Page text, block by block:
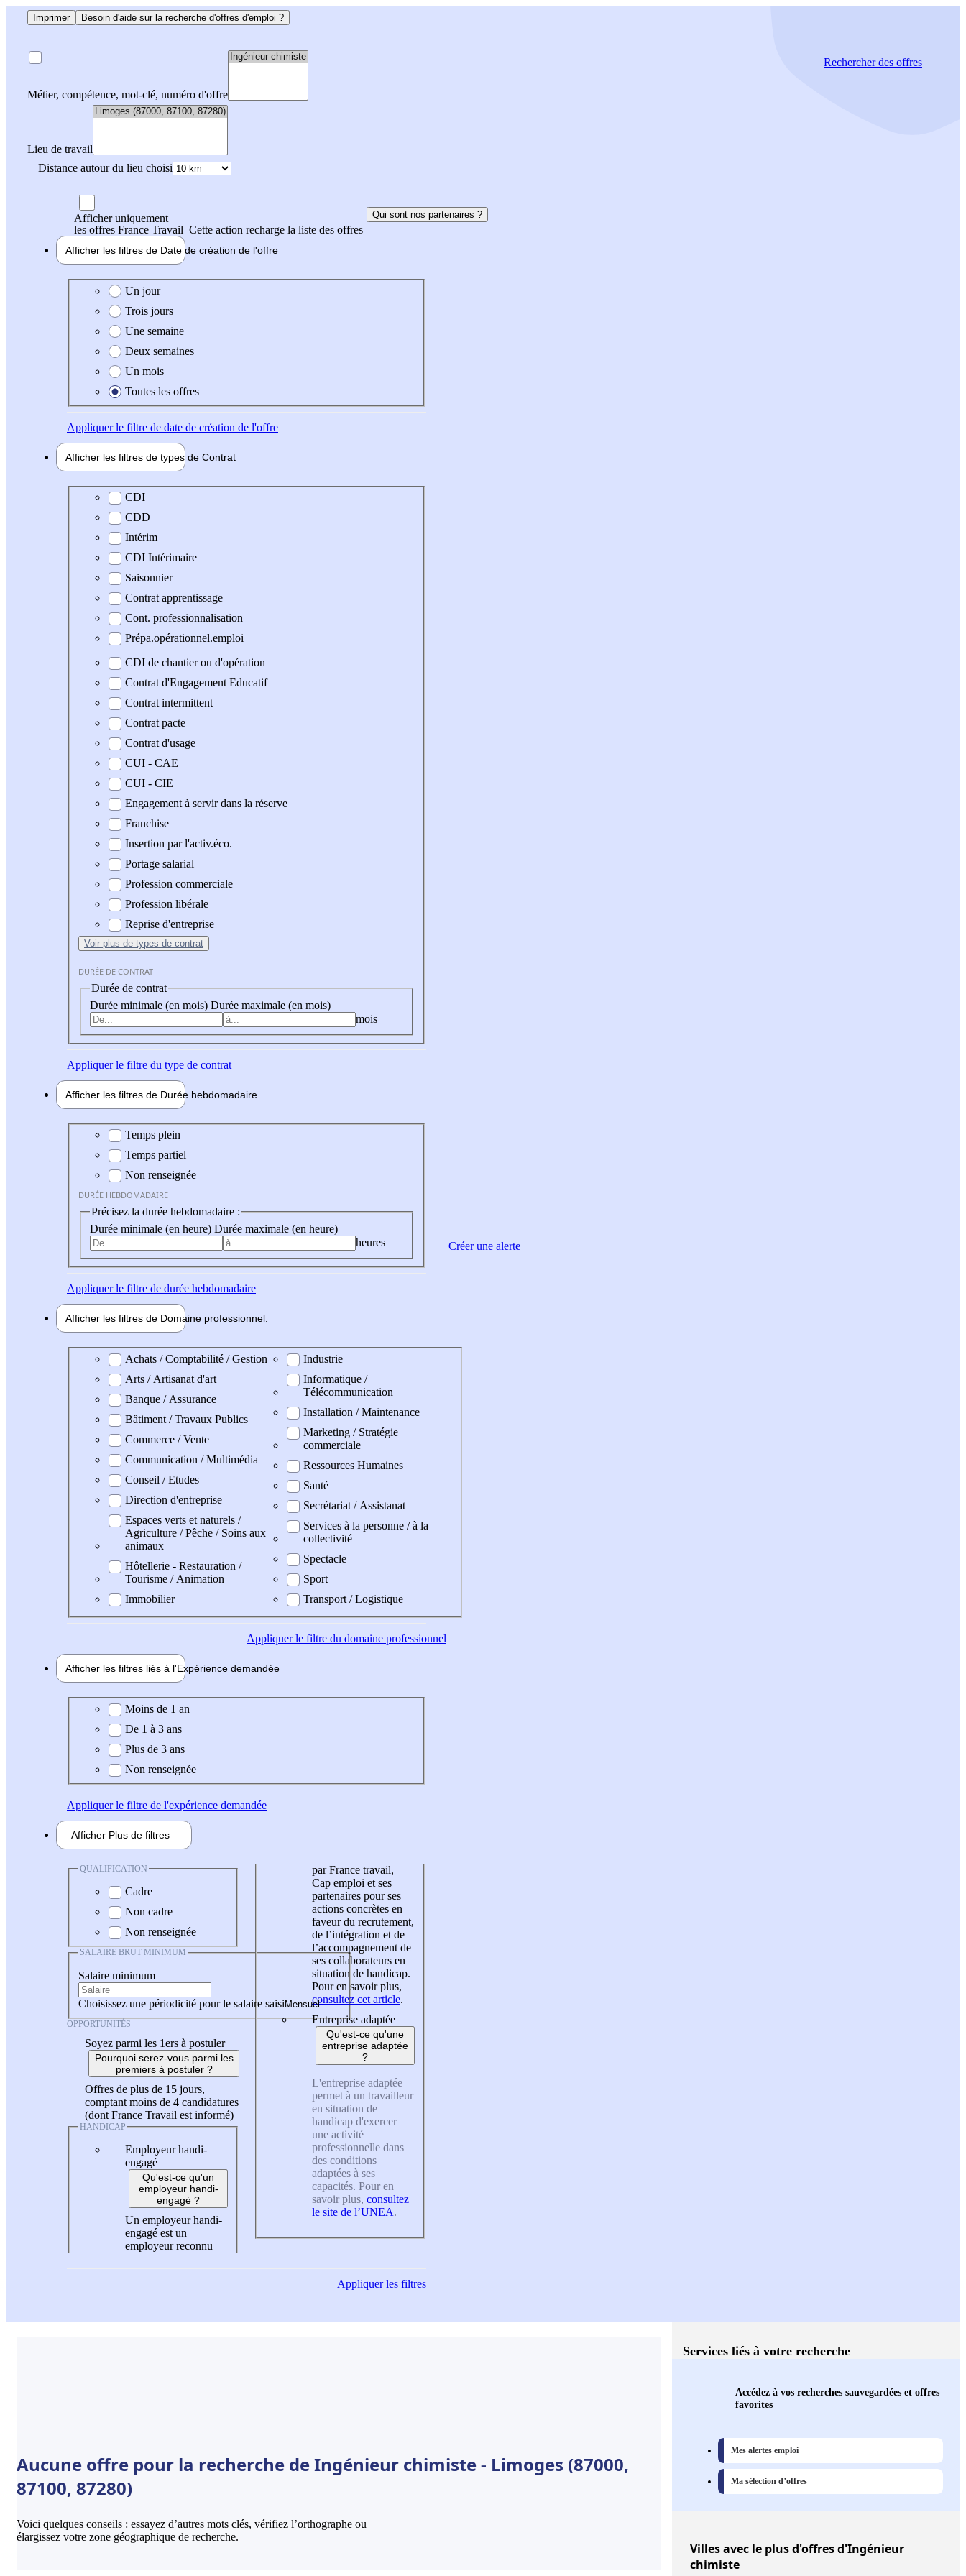
Imprimer Besoin d'aide sur la recherche d'offres d'emploi ?
Métier, compétence, mot-clé, numéro d'offre
Lieu de travail
Distance autour du lieu choisi
Rechercherdes offres
Afficher uniquement
les offres France Travail Cette action recharge la liste des offres
Qui sont nos partenaires ?
Afficher les filtres de Date de création de l'offre
Date de création de l'offre
Un jour
Trois jours
Une semaine
Deux semaines
Un mois
Toutes les offres
Appliquerle filtre de date de création de l'offre
Afficher les filtres de types de Contrat
Type de contrat
CDI
CDD
Intérim
CDI Intérimaire
Saisonnier
Contrat apprentissage
Cont. professionnalisation
Prépa.opérationnel.emploi
CDI de chantier ou d'opération
Contrat d'Engagement Educatif
Contrat intermittent
Contrat pacte
Contrat d'usage
CUI - CAE
CUI - CIE
Engagement à servir dans la réserve
Franchise
Insertion par l'activ.éco.
Portage salarial
Profession commerciale
Profession libérale
Reprise d'entreprise
Voir plus de types de contrat
DURÉE DE CONTRAT
Durée de contrat
Durée minimale (en mois) Durée maximale (en mois)
mois
Appliquerle filtre du type de contrat
Afficher les filtres de Durée hebdomadaire
Durée hebdomadaire
Temps plein
Temps partiel
Non renseignée
DURÉE HEBDOMADAIRE
Précisez la durée hebdomadaire :
Durée minimale (en heure) Durée maximale (en heure)
heures
Appliquerle filtre de durée hebdomadaire
Afficher les filtres de Domaine professionnel
Domaine professionel
Achats / Comptabilité / Gestion
Arts / Artisanat d'art
Banque / Assurance
Bâtiment / Travaux Publics
Commerce / Vente
Communication / Multimédia
Conseil / Etudes
Direction d'entreprise
Espaces verts et naturels /
Agriculture / Pêche / Soins aux
animaux
Hôtellerie - Restauration /
Tourisme / Animation
Immobilier
Industrie
Informatique /
Télécommunication
Installation / Maintenance
Marketing / Stratégie
commerciale
Ressources Humaines
Santé
Secrétariat / Assistanat
Services à la personne / à la
collectivité
Spectacle
Sport
Transport / Logistique
Appliquerle filtre du domaine professionnel
Afficher les filtres liés à l'Expérience demandée
Expérience demandée
Moins de 1 an
De 1 à 3 ans
Plus de 3 ans
Non renseignée
Appliquerle filtre de l'expérience demandée
Afficher Plus de filtres
QUALIFICATION
Cadre
Non cadre
Non renseignée
SALAIRE BRUT MINIMUM
Salaire minimum
Choisissez une périodicité pour le salaire saisi
OPPORTUNITÉS
Soyez parmi les 1ers à postuler
Pourquoi serez-vous parmi les
premiers à postuler ?
Offres de plus de 15 jours,
comptant moins de 4 candidatures
(dont France Travail est informé)
HANDICAP
Employeur handi-
engagé
Qu'est-ce qu'un
employeur handi-
engagé ?
Un employeur handi-
engagé est un
employeur reconnu
par France travail,
Cap emploi et ses
partenaires pour ses
actions concrètes en
faveur du recrutement,
de l’intégration et de
l’accompagnement de
ses collaborateurs en
situation de handicap.
Pour en savoir plus,
consultez cet article.
Entreprise adaptée
Qu'est-ce qu'une
entreprise adaptée
?
L'entreprise adaptée
permet à un travailleur
en situation de
handicap d'exercer
une activité
professionnelle dans
des conditions
adaptées à ses
capacités. Pour en
savoir plus, consultez
le site de l’UNEA.
Appliquerles filtres
Créer une alerte
Aucune offre pour la recherche de Ingénieur chimiste - Limoges (87000,
87100, 87280)
Voici quelques conseils : essayez d’autres mots clés, vérifiez l’orthographe ou
élargissez votre zone géographique de recherche.
Services liés à votre recherche
Accédez à vos recherches sauvegardées et offres
favorites
Mes alertes emploi
Ma sélection d’offres
Villesavec le plus d'offres d'Ingénieur
chimiste